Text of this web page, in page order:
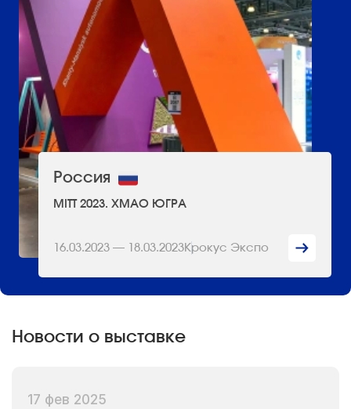
Деловая программа: 40+ мероприятий
на 6 площадках, более 4 300
слушателей
MITT 2025
Участники: более 1 000 компаний из 34
медицинский туризм, глэмпинг,
караванинг
Деловая программа: 31 мероприятие,
Россия
MITT 2023. ХМАО ЮГРА
16.03.2023 — 18.03.2023Крокус Экспо
Новости о выставке
17 фев 2025